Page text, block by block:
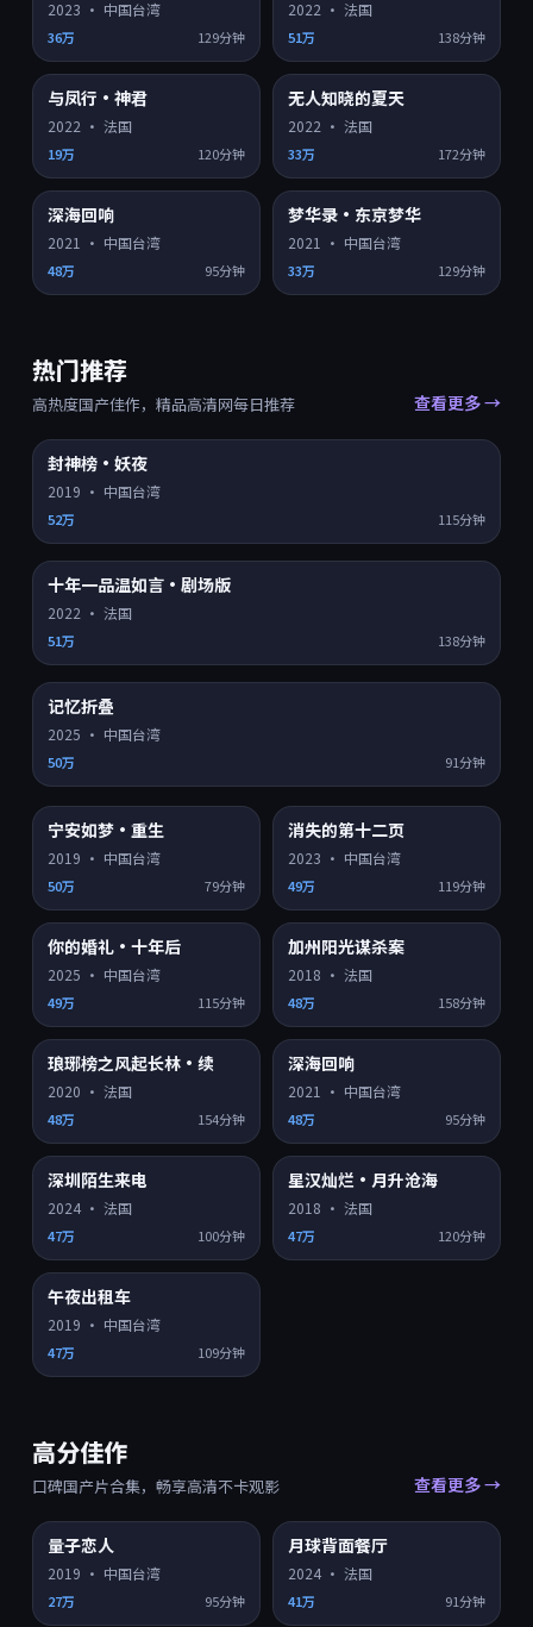
2023 · 中国台湾
36万 129分钟
2022 · 法国
51万 138分钟
8.3
与凤行·神君
2022 · 法国
19万 120分钟
8.6
无人知晓的夏天
2022 · 法国
33万 172分钟
8.1
深海回响
2021 · 中国台湾
48万 95分钟
7.3
梦华录·东京梦华
2021 · 中国台湾
33万 129分钟
热门推荐
高热度国产佳作，精品高清网每日推荐 查看更多 →
8.0
封神榜·妖夜
2019 · 中国台湾
52万 115分钟
8.2
十年一品温如言·剧场版
2022 · 法国
51万 138分钟
8.9
记忆折叠
2025 · 中国台湾
50万 91分钟
8.3
宁安如梦·重生
2019 · 中国台湾
50万 79分钟
7.2
消失的第十二页
2023 · 中国台湾
49万 119分钟
8.8
你的婚礼·十年后
2025 · 中国台湾
49万 115分钟
7.4
加州阳光谋杀案
2018 · 法国
48万 158分钟
6.8
琅琊榜之风起长林·续
2020 · 法国
48万 154分钟
8.1
深海回响
2021 · 中国台湾
48万 95分钟
8.4
深圳陌生来电
2024· 法国
47万 100分钟
7.8
星汉灿烂·月升沧海
2018 · 法国
47万 120分钟
8.6
午夜出租车
2019 · 中国台湾
47万 109分钟
高分佳作
口碑国产片合集，畅享高清不卡观影 查看更多 →
9.4
量子恋人
2019 · 中国台湾
27万 95分钟
月球背面餐厅
2024· 法国
41万 91分钟
9.4 9.4